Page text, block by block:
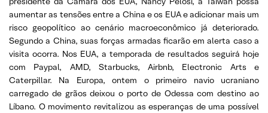
aumentar as tensões entre a China e os EUA e adicionar mais um
risco geopolítico ao cenário macroeconômico já deteriorado.
Segundo a China, suas forças armadas ficarão em alerta caso a
visita ocorra. Nos EUA, a temporada de resultados seguirá hoje
com Paypal, AMD, Starbucks, Airbnb, Electronic Arts e
Caterpillar. Na Europa, ontem o primeiro navio ucraniano
carregado de grãos deixou o porto de Odessa com destino ao
Líbano. O movimento revitalizou as esperanças de uma possível